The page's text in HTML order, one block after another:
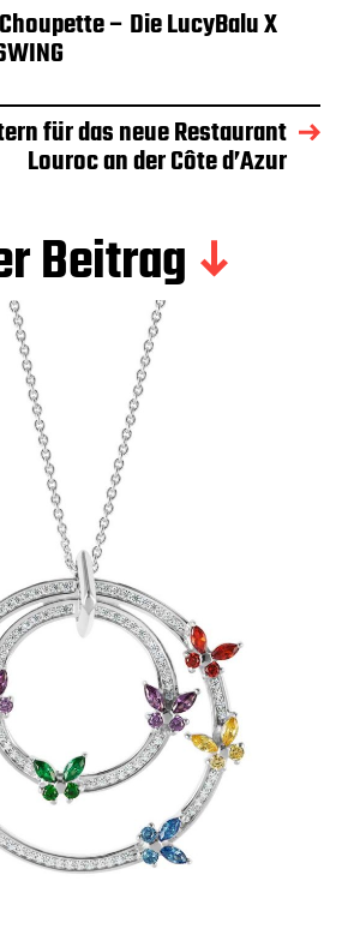
– Die LucyBalu X
für das neue Restaurant
Louroc an der Côte d’Azur
Beitrag